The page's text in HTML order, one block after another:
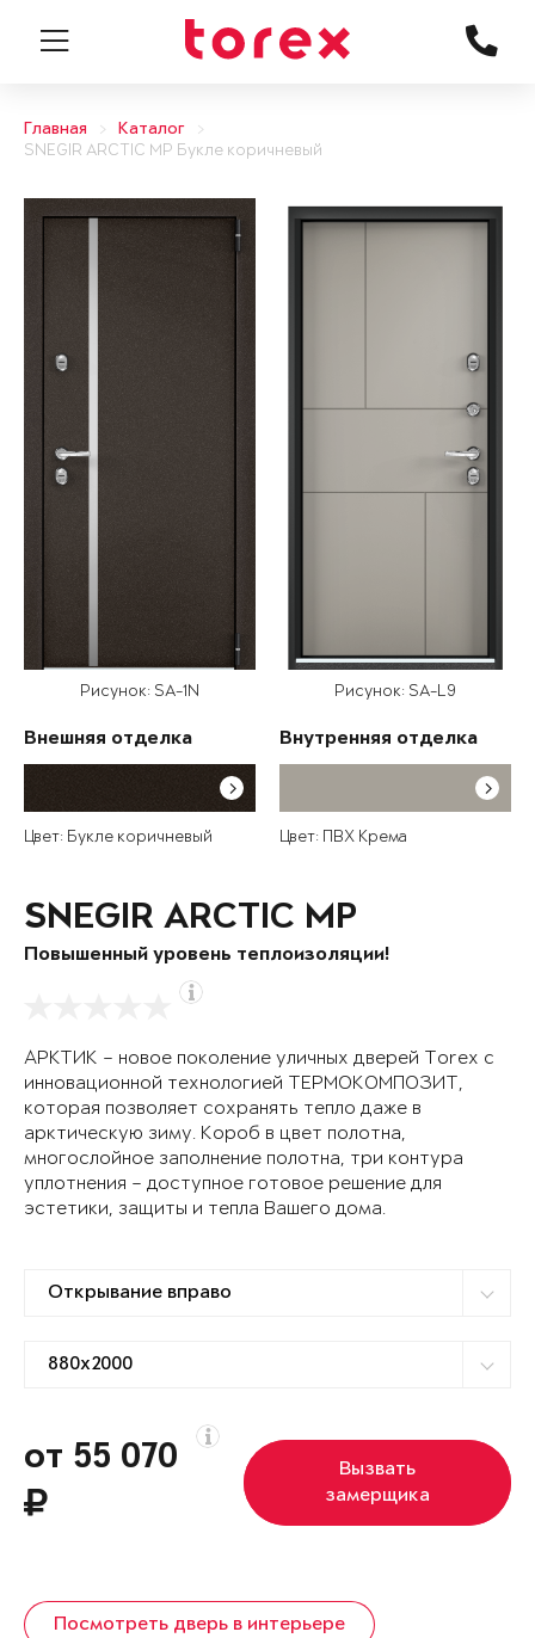
Главная
Каталог
SNEGIR ARCTIC MP Букле коричневый
Рисунок: SA-1N
Внешняя отделка
Цвет: Букле коричневый
Рисунок: SA-L9
Внутренняя отделка
Цвет: ПВХ Крема
SNEGIR ARCTIC MP
Повышенный уровень теплоизоляции!
АРКТИК – новое поколение уличных дверей Torex с
инновационной технологией ТЕРМОКОМПОЗИТ,
которая позволяет сохранять тепло даже в
арктическую зиму. Короб в цвет полотна,
многослойное заполнение полотна, три контура
уплотнения – доступное готовое решение для
эстетики, защиты и тепла Вашего дома.
от 55 070
Вызвать
замерщика
Посмотреть дверь в интерьере